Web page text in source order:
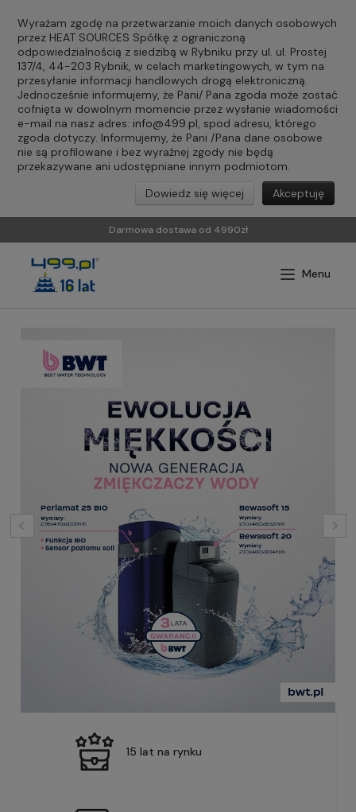
Wyrażam zgodę na przetwarzanie moich danych osobowych
przez HEAT SOURCES Spółkę z ograniczoną
odpowiedzialnością z siedzibą w Rybniku przy ul. ul. Prostej
137/4, 44-203 Rybnik, w celach marketingowych, w tym na
przesyłanie informacji handlowych drogą elektroniczną.
Jednocześnie informujemy, że Pani/ Pana zgoda może zostać
cofnięta w dowolnym momencie przez wysłanie wiadomości
e-mail na nasz adres: info@499.pl, spod adresu, którego
zgoda dotyczy. Informujemy, że Pani /Pana dane osobowe
nie są profilowane i bez wyraźnej zgody nie będą
przekazywane ani udostępniane innym podmiotom.
Akceptuję
Dowiedz się więcej
Darmowa dostawa od 4990zł
15 lat na rynku